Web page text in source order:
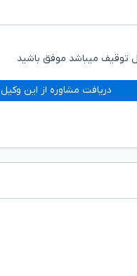
توقیف میباشد موفق باشید
دریافت مشاوره از این وکیل